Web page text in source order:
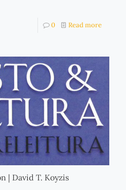
0 Read more
| David T. Koyzis